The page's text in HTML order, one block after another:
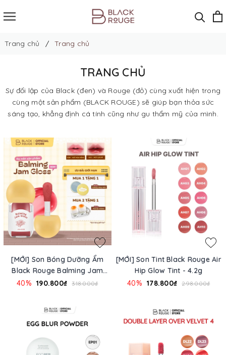
Trang chủ Trang chủ
TRANG CHỦ
Sự đối lập của Black (đen) và Rouge (đỏ) cùng xuất hiện trong
cùng một sản phẩm (BLACK ROUGE) sẽ giúp bạn thỏa sức
sáng tạo, khẳng định cá tính cũng như gu thẩm mỹ của mình.
[MỚI] Son Bóng Dưỡng Ẩm
Black Rouge Balming Jam
Gloss - 3.2g
40% 190.800₫ 318.000₫
[MỚI] Son Tint Black Rouge Air
Hip Glow Tint - 4.2g
40% 178.800₫ 298.000₫